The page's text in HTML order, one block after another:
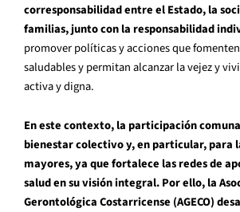
corresponsabilidad entre el Estado, la
familias, junto con la responsabilidad
promover políticas y acciones que
saludables y permitan alcanzar la vejez y
activa y digna.
En este contexto, la participación
bienestar colectivo y, en particular, para
mayores, ya que fortalece las redes de
salud en su visión integral. Por ello, la
Gerontológica Costarricense (AGECO)